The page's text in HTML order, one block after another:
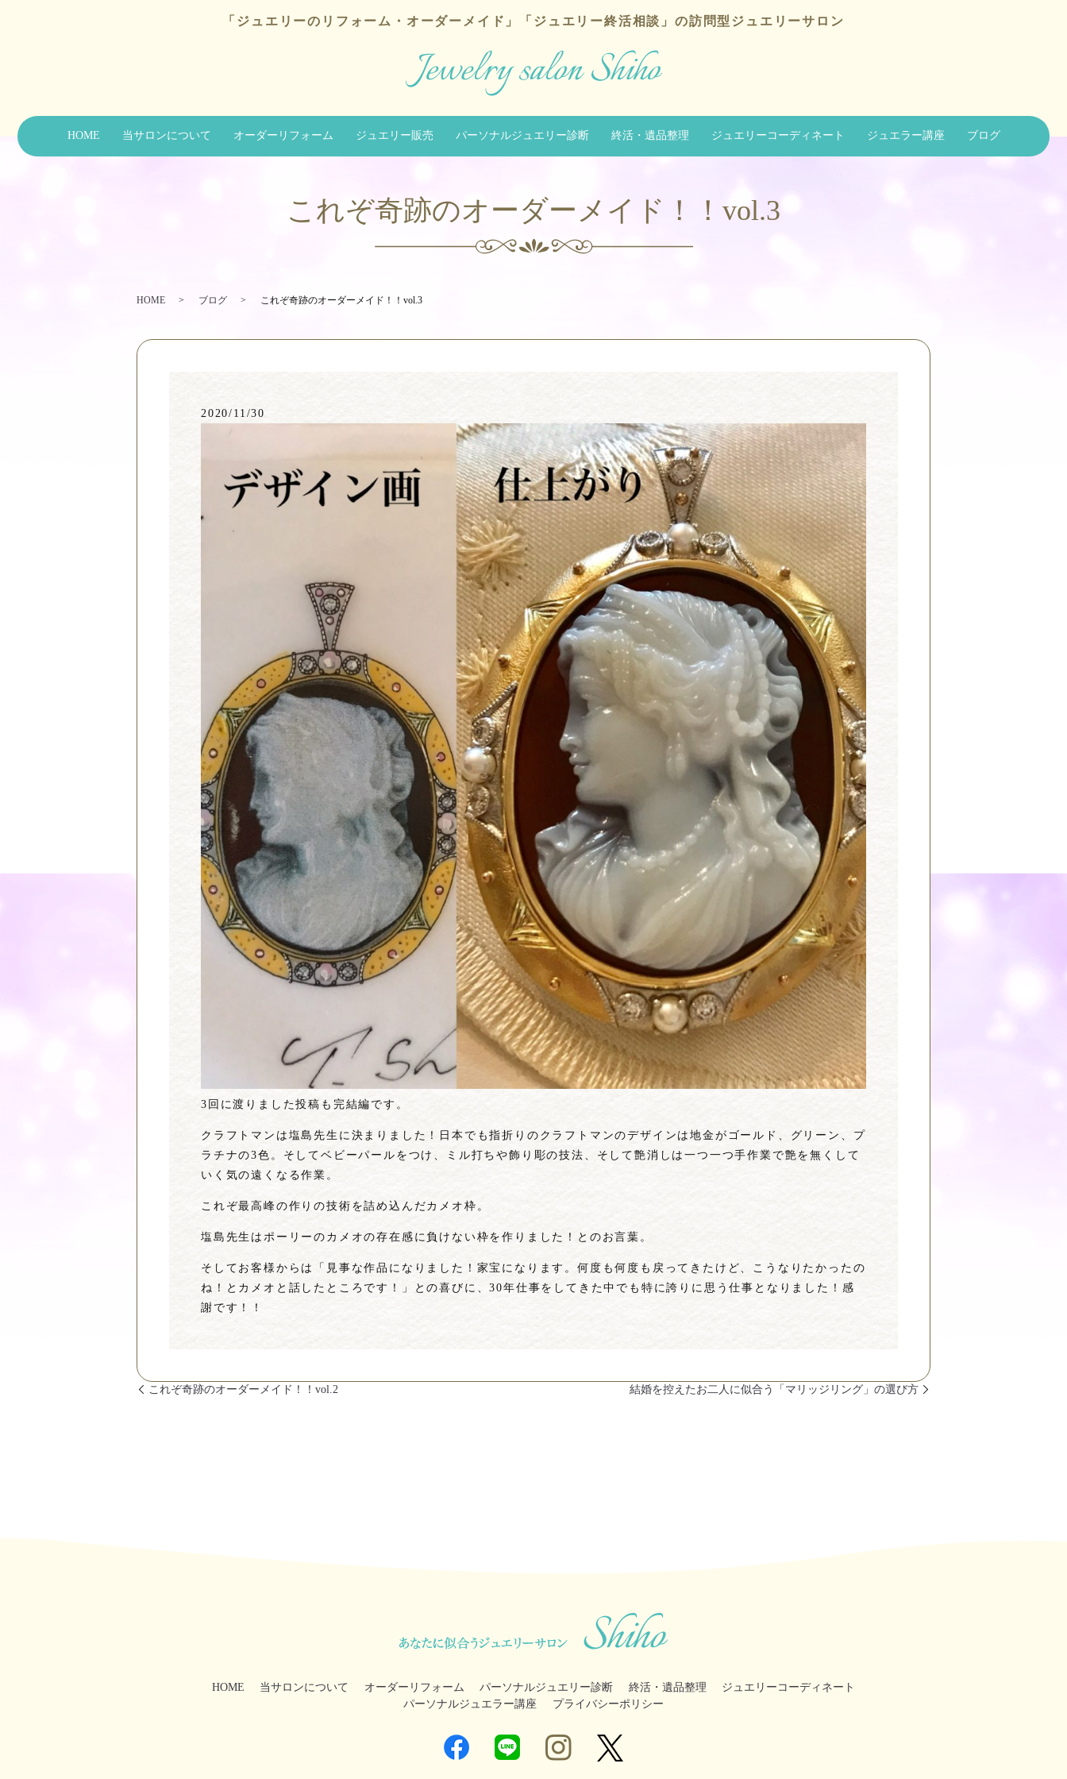
「ジュエリーのリフォーム・オーダーメイド」 「ジュエリー終活相談」の訪問型ジュエリーサロン
HOME 当サロンについて オーダーリフォーム ジュエリー販売 パーソナルジュエリー診断 終活・遺品整理 ジュエリーコーディネート ジュエラー講座 ブログ
これぞ奇跡のオーダーメイド！！vol.3
HOME ブログ これぞ奇跡のオーダーメイド！！vol.3
2020/11/30
3回に渡りました投稿も完結編です。
クラフトマンは塩島先生に決まりました！日本でも指折りのクラフトマンのデザインは地金がゴールド、グリーン、プ
ラチナの3色。そしてベビーパールをつけ、ミル打ちや飾り彫の技法、そして艶消しは一つ一つ手作業で艶を無くして
いく気の遠くなる作業。
これぞ最高峰の作りの技術を詰め込んだカメオ枠。
塩島先生はポーリーのカメオの存在感に負けない枠を作りました！とのお言葉。
そしてお客様からは「見事な作品になりました！家宝になります。何度も何度も戻ってきたけど、こうなりたかったの
ね！とカメオと話したところです！」との喜びに、30年仕事をしてきた中でも特に誇りに思う仕事となりました！感
謝です！！
これぞ奇跡のオーダーメイド！！vol.2 結婚を控えたお二人に似合う「マリッジリング」の選び方
HOME 当サロンについて オーダーリフォーム パーソナルジュエリー診断 終活・遺品整理
ジュエリーコーディネート
パーソナルジュエラー講座
プライバシーポリシー